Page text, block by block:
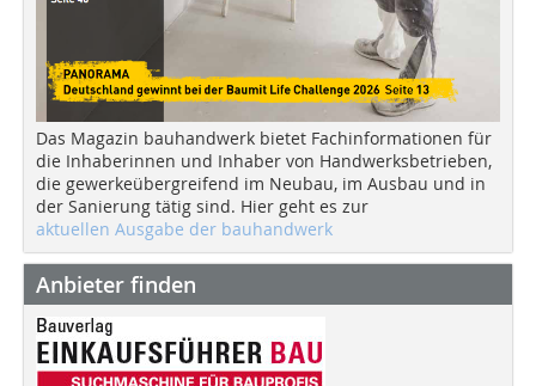
Das Magazin bauhandwerk bietet Fachinformationen für
die Inhaberinnen und Inhaber von Handwerksbetrieben,
die gewerkeübergreifend im Neubau, im Ausbau und in
der Sanierung tätig sind. Hier geht es zur
aktuellen Ausgabe der bauhandwerk
Anbieter finden